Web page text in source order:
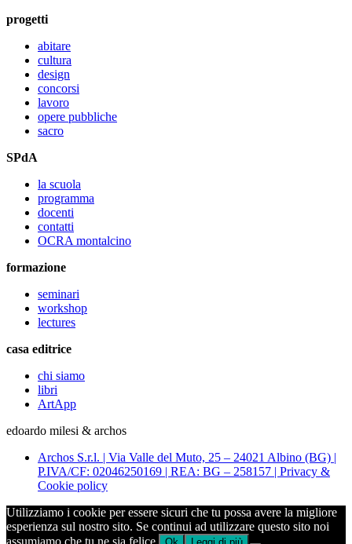
progetti
abitare
cultura
design
concorsi
lavoro
opere pubbliche
sacro
SPdA
la scuola
programma
docenti
contatti
OCRA montalcino
formazione
seminari
workshop
lectures
casa editrice
chi siamo
libri
ArtApp
edoardo milesi & archos
Archos S.r.l. | Via Valle del Muto, 25 – 24021 Albino (BG) |
P.IVA/CF: 02046250169 | REA: BG – 258157 | Privacy &
Cookie policy
Utilizziamo i cookie per essere sicuri che tu possa avere la migliore
esperienza sul nostro sito. Se continui ad utilizzare questo sito noi
assumiamo che tu ne sia felice.